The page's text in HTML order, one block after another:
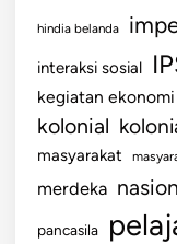
hindia belanda
interaksi sosial
kegiatan ekonomi
kolonial
masyarakat
merdeka
pancasila